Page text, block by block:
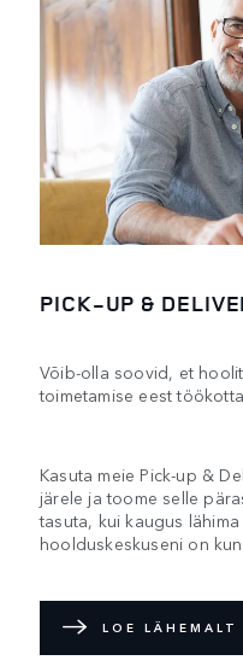
PICK-UP &
Võib-olla soovid, et
toimetamise eest
Kasuta meie Pick-up &
järele ja toome selle
tasuta, kui kaugus
hoolduskeskuseni on
LOE LÄHEMALT